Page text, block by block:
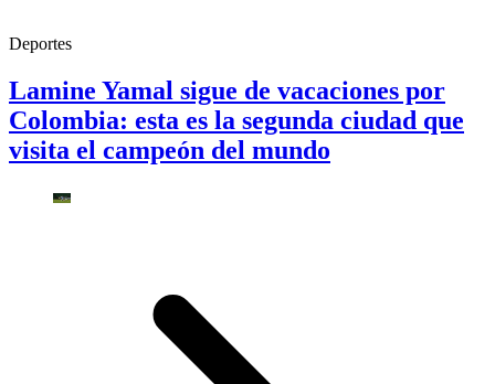
Deportes
Lamine Yamal sigue de vacaciones por
Colombia: esta es la segunda ciudad que
visita el campeón del mundo